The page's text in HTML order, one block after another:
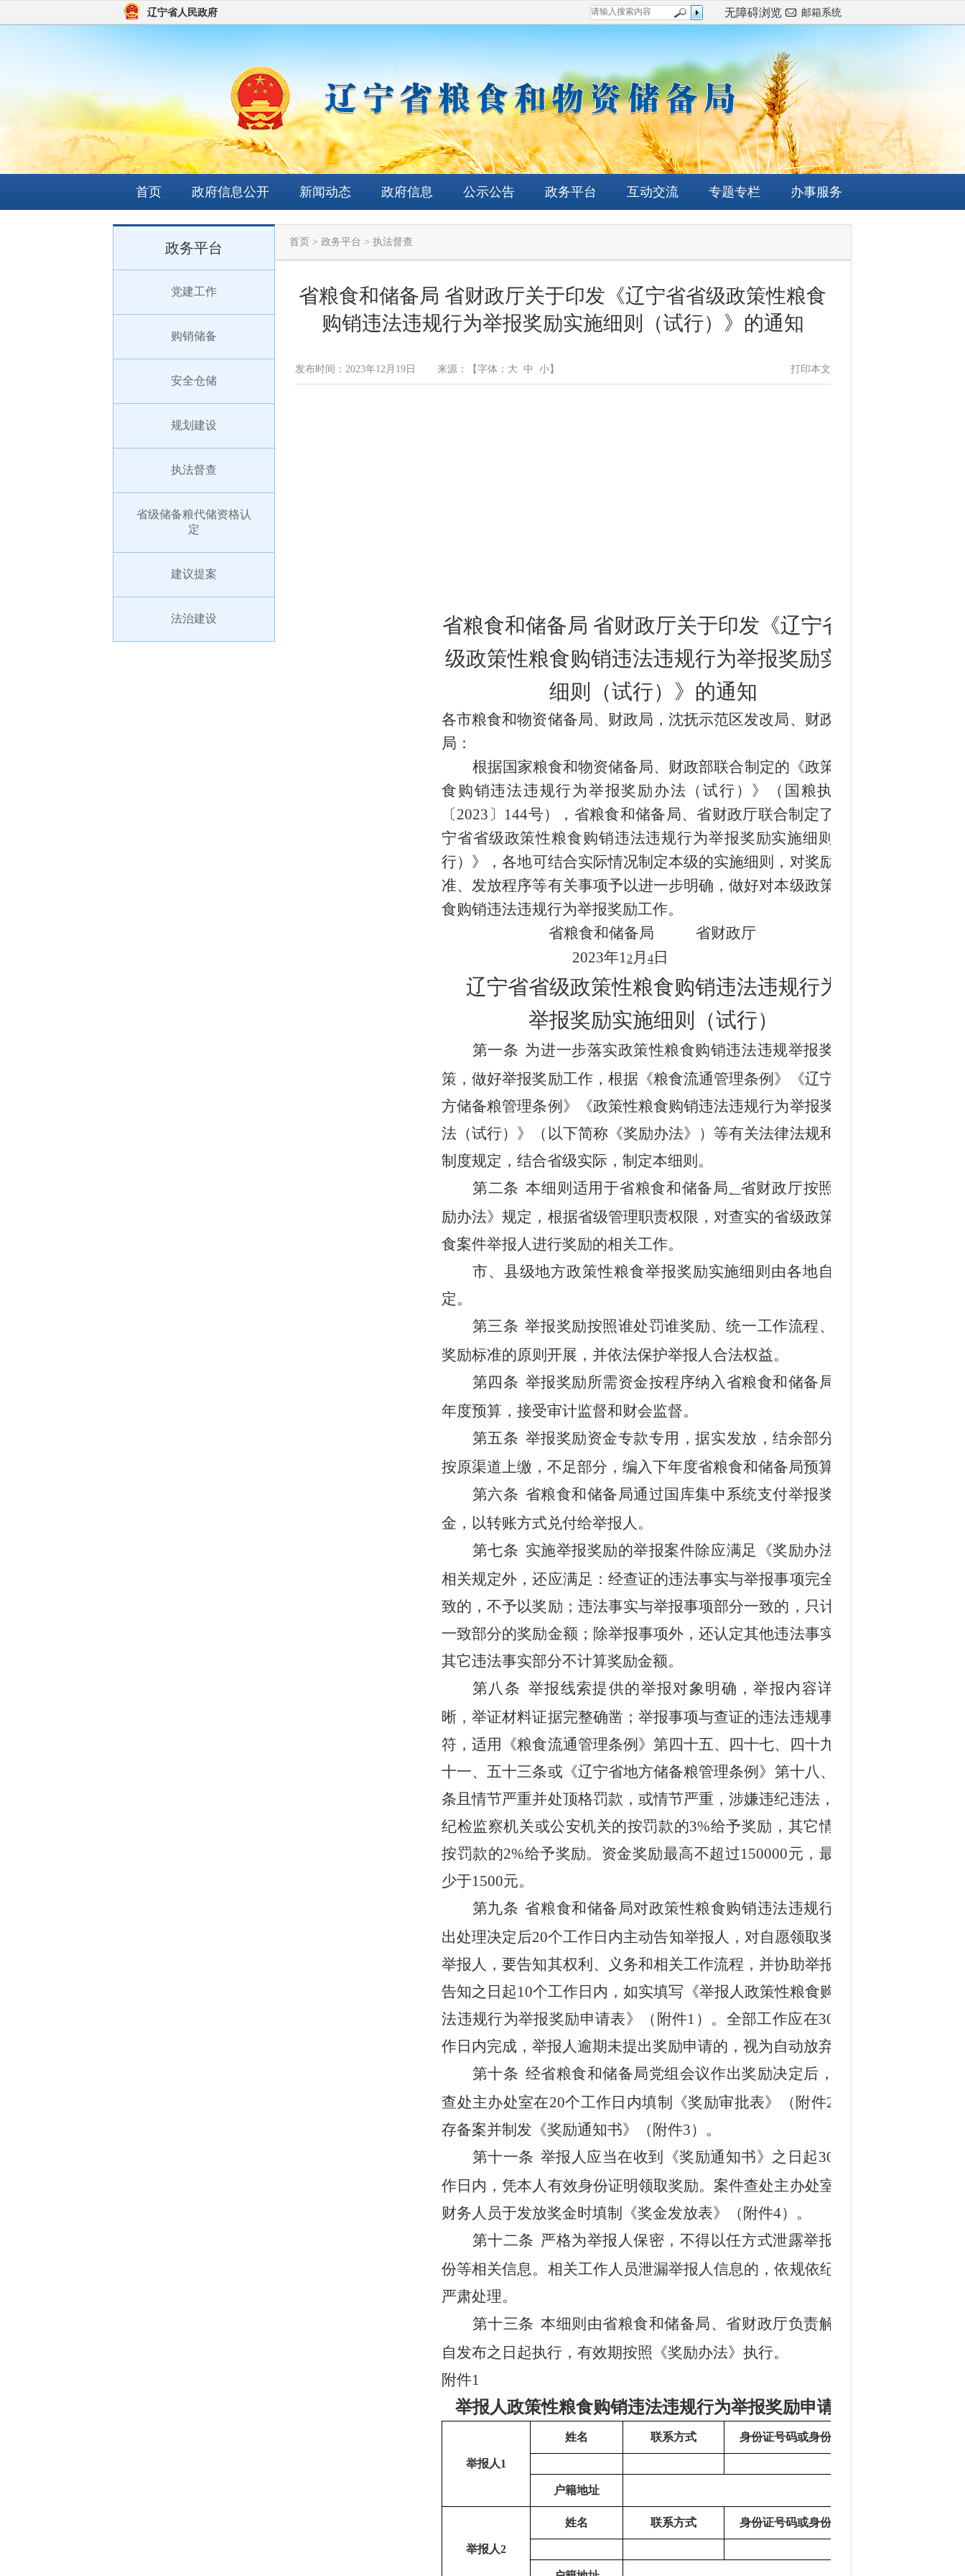
辽宁省人民政府 邮箱系统
无障碍浏览
首页 政府信息公开 新闻动态 政府信息 公示公告 政务平台 互动交流 专题专栏 办事服务
依申请公开网页申请
政务平台
党建工作
购销储备
安全仓储
规划建设
执法督查
省级储备粮代储资格认
定
建议提案
法治建设
首页 > 政务平台 > 执法督查
省粮食和储备局 省财政厅关于印发《辽宁省省级政策性粮食
购销违法违规行为举报奖励实施细则（试行）》的通知
发布时间：2023年12月19日 来源： 打印本文
【字体： 大 中 小 】
省粮食和储备局 省财政厅关于印发《辽宁省
级政策性粮食购销违法违规行为举报奖励实施
细则（试行） 》 的通知
各市粮食和物资储备局、 财政局 ，沈抚示范区发改局、 财政金融
局 ：
根据国家粮食和物资储备局、财政部联合制定的 《政策性粮
食购销违法违规行为举报奖励办法（试行）》
（ 国粮执法规
〔2023〕144号） ， 省粮食和储备局、省财政厅联合制定了《辽
宁省省级政策性粮食购销违法违规行为举报奖励实施细则（试
行）》
，各地可结合实际情况制定本级的实施细则，对奖励的标
准、发放程序等有关事项予以进一步明确，做好对本级政策性粮
食购销违法违规行为举报奖励工作。
省粮食和储备局 省财政厅
2023年12 月4 日
辽宁省省级政策性粮食购销违法违规行为
举报奖励实施细则（试行）
第一条 为进一步落实政策性粮食购销违法违规举报奖励政
策，做好举报奖励工作， 根据《粮食流通管理条例》《辽宁省地
方储备粮管理条例》
《政策性粮食购销违法违规行为举报奖励办
法（试行）》（以下简称《奖励办法》）等有关法律法规和相关
制度规定 ，结合省级实际，制定本细则。
第二条 本细则适用于省粮食和储备局
省财政厅按照《奖
励办法》规定，根据省级管理职责权限，对查实的省级政策性粮
食案件举报人进行奖励的相关工作。
市、县级地方政策性粮食举报奖励实施细则 由各地自行制
定。
第三条 举报奖励按照谁处罚谁奖励、统一工作流程、统一
奖励标准的原则开展，并依法保护举报人合法权益。
第四条 举报奖励所需资金按程序纳入省粮食和储备局部门
年度预算，接受审计监督和财会监督。
第五条 举报奖励资金专款专用，据实发放，结余部分年末
按原渠道上缴，不足部分，编入下年度省粮食和储备局预算。
第六条 省粮食和储备局通过国库集中系统支付举报奖励资
金，以转账方式兑付给举报人。
第七条 实施举报奖励的举报案件除应满足 《奖励办法》
相关规定外，还应满足： 经查证的违法事实与举报事项完全不一
致的，不予以奖励；违法事实与举报事项部分一致的，只计算相
一致部分的奖励金额；除举报事项外，还认定其他违法事实的，
其它违法事实部分不计算奖励金额。
第八条 举报线索提供的举报对象明确，举报内容详实清
晰，举证材料证据完整确凿；举报事项与查证的违法违规事实相
符，适用
《粮食流通管理条例》 第四十五、四十七、四十九、五
十一、五十三条或 《辽宁省地方储备粮管理条例》 第十八、十九
条 且情节严重并处顶格罚款，或情节严重，涉嫌违纪违法，移送
纪检监察机关或公安机关的按罚款的3%给予奖励，其它情形的
按罚款的2%给予奖励。 资金奖励最高不超过150000元，最低不
少于1500元。
第九条 省粮食和储备局对政策性粮食购销违法违规行为作
出处理决定后20个工作日内主动告知举报人，对自愿领取奖金的
举报人，要告知其权利、义务和相关工作流程，并协助举报人在
告知之日起10个工作日内，如实填写《举报人政策性粮食购销违
法违规行为举报奖励申请表》
（附件1） 。全部工作应在30个工
作日内完成，举报人逾期未提出奖励申请的，视为自动放弃。
第十条 经省粮食和储备局党组会议作出奖励决定后，案件
查处主办处室在20个工作日内填制《奖励审批表》（附件2）留
存备案并制发《奖励通知书》（附件3）。
第十一条 举报人应当在收到《奖励通知书》之日起30个工
作日内，凭本人有效身份证明领取奖励。案件查处主办处室会同
财务人员于发放奖金时填制《奖金发放表》（附件4）。
第十二条 严格为举报人保密，不得以任方式泄露举报人身
份等相关信息。相关工作人员泄漏举报人信息的，依规依纪给予
严肃处理。
第十三条 本细则由省粮食和储备局、省财政厅负责解释，
自发布之日起执行，有效期按照《奖励办法》执行。
附件1
举报人政策性粮食购销违法违规行为举报奖励申请表
举报人1
姓名 联系方式 身份证号码或身份信息代码
户籍地址
举报人2
姓名 联系方式 身份证号码或身份信息代码